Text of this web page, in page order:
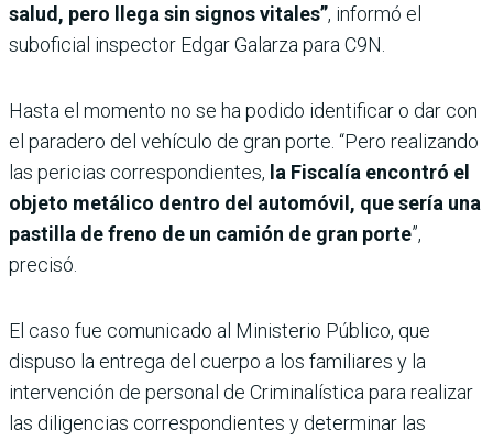
salud, pero llega sin signos vitales”, informó el
suboficial inspector Edgar Galarza para C9N.
Hasta el momento no se ha podido identificar o dar con
el paradero del vehículo de gran porte. “Pero realizando
las pericias correspondientes, la Fiscalía encontró el
objeto metálico dentro del automóvil, que sería una
pastilla de freno de un camión de gran porte”,
precisó.
El caso fue comunicado al Ministerio Público, que
dispuso la entrega del cuerpo a los familiares y la
intervención de personal de Criminalística para realizar
las diligencias correspondientes y determinar las